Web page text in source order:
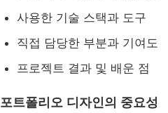
사용한 기술 스택과 도구
직접 담당한 부분과 기여도
프로젝트 결과 및 배운 점
포트폴리오 디자인의 중요성